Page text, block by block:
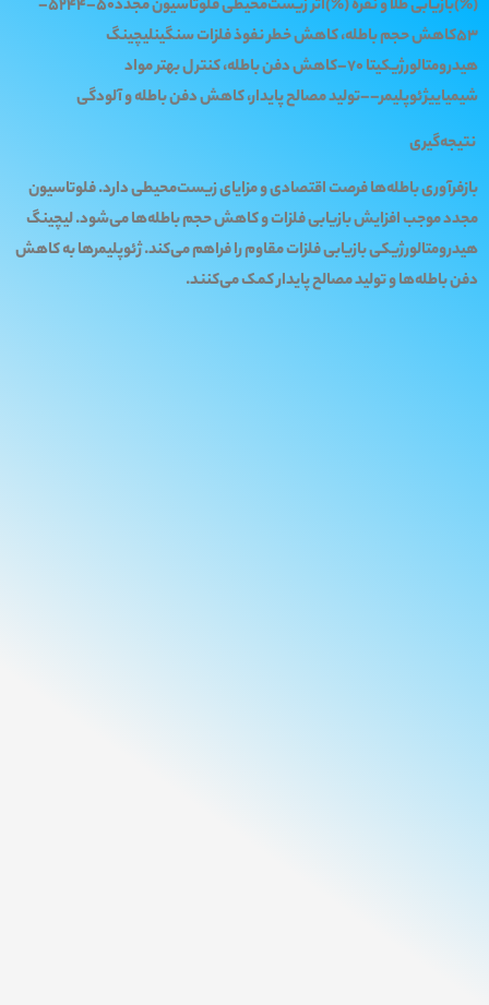
(%)بازیابی طلا و نقره (%)اثر زیست‌محیطی فلوتاسیون مجدد50–5244–
53کاهش حجم باطله، کاهش خطر نفوذ فلزات سنگینلیچینگ
هیدرومتالورژیکیتا 70–کاهش دفن باطله، کنترل بهتر مواد
شیمیاییژئوپلیمر––تولید مصالح پایدار، کاهش دفن باطله و آلودگی
نتیجه‌گیری
بازفرآوری باطله‌ها فرصت اقتصادی و مزایای زیست‌محیطی دارد. فلوتاسیون
مجدد موجب افزایش بازیابی فلزات و کاهش حجم باطله‌ها می‌شود. لیچینگ
هیدرومتالورژیکی بازیابی فلزات مقاوم را فراهم می‌کند. ژئوپلیمرها به کاهش
دفن باطله‌ها و تولید مصالح پایدار کمک می‌کنند.